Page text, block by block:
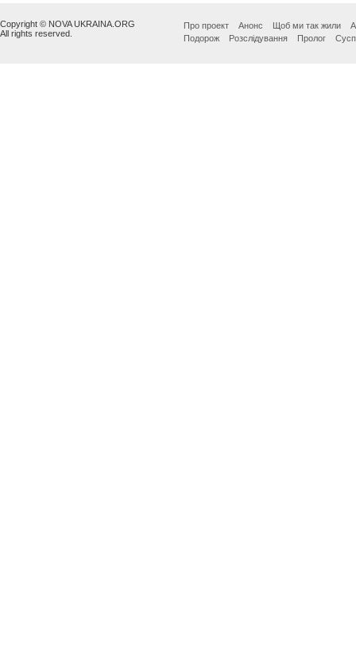
Copyright © NOVA UKRAINA.ORG
All rights reserved.
Про проект Анонс Щоб ми так жили
Подорож
Розслідування Пролог